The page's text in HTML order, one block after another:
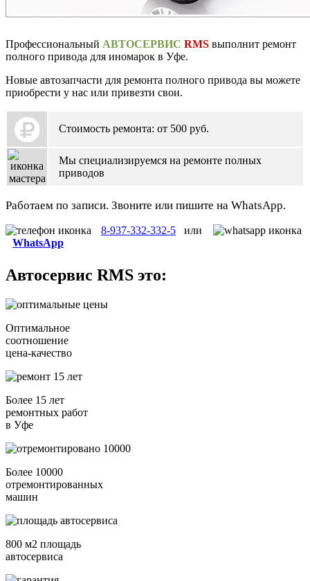
Профессиональный АВТОСЕРВИС RMS выполнит ремонт
полного привода для иномарок в Уфе.
Новые автозапчасти для ремонта полного привода вы можете
приобрести у нас или привезти свои.
Стоимость ремонта: от 500 руб.
Мы специализируемся на ремонте полных
приводов
Работаем по записи. Звоните или пишите на WhatsApp.
8-937-332-332-5 или
WhatsApp
Автосервис RMS это:
Оптимальное
соотношение
цена-качество
Более 15 лет
ремонтных работ
в Уфе
Более 10000
отремонтированных
машин
800 м2 площадь
автосервиса